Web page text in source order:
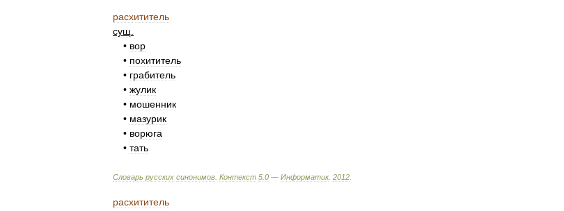
расхититель
сущ
• вор
• похититель
• грабитель
• жулик
• мошенник
• мазурик
• ворюга
• тать
Словарь русских синонимов Контекст 5 0 — Информатик. 2012
расхититель